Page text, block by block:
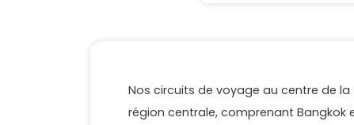
Nos circuits de voyage au centre de
région centrale, comprenant Bangkok